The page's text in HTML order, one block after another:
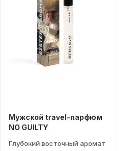
Мужской travel-парфюм
NO GUILTY
Глубокий восточный аромат